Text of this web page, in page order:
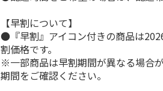
【早割について】
●『早割』アイコン付きの商品は
割価格です。
※一部商品は早割期間が異なる場合
期間をご確認ください。